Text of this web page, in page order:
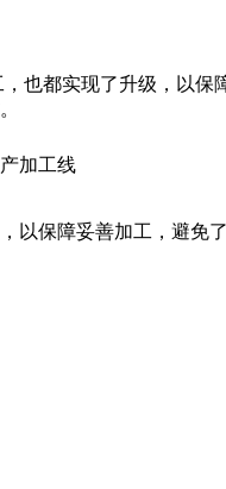
也都实现了升级，以
保障妥善加工，避免